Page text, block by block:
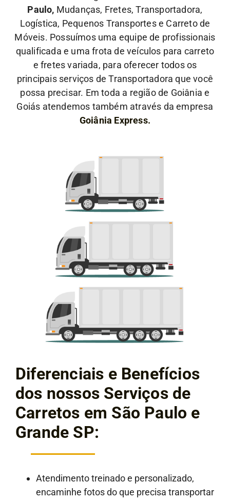
Paulo, Mudanças, Fretes, Transportadora,
Logística, Pequenos Transportes e Carreto de
Móveis. Possuímos uma equipe de profissionais
qualificada e uma frota de veículos para carreto
e fretes variada, para oferecer todos os
principais serviços de Transportadora que você
possa precisar. Em toda a região de Goiânia e
Goiás atendemos também através da empresa
Goiânia Express.
Diferenciais e Benefícios
dos nossos Serviços de
Carretos em São Paulo e
Grande SP:
Atendimento treinado e personalizado,
encaminhe fotos do que precisa transportar